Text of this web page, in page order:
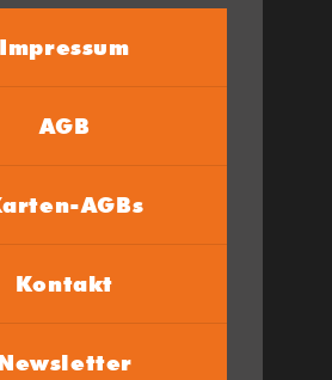
Impressum
AGB
AGBs
Kontakt